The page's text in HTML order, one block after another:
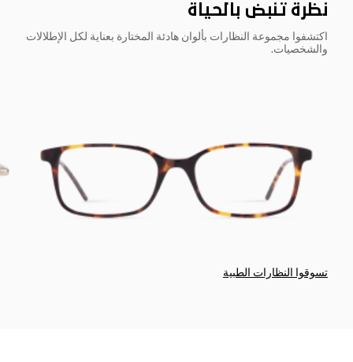
نظرة تنبض بالحياة
اكتشفوا مجموعة النظارات بألوان هادئة المختارة بعناية لكل الإطلالات
والشخصيات.
تسوقوا النظارات الطبية